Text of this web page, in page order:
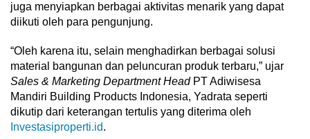
juga menyiapkan berbagai aktivitas menarik yang dapat
diikuti oleh para pengunjung.
“Oleh karena itu, selain menghadirkan berbagai solusi
material bangunan dan peluncuran produk terbaru,” ujar
Sales & Marketing Department HeadPT Adiwisesa
Mandiri Building Products Indonesia, Yadrata seperti
dikutip dari keterangan tertulis yang diterima oleh
Investasiproperti.id.